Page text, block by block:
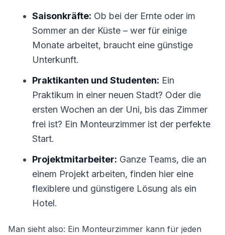
Saisonkräfte: Ob bei der Ernte oder im
Sommer an der Küste – wer für einige
Monate arbeitet, braucht eine günstige
Unterkunft.
Praktikanten und Studenten: Ein
Praktikum in einer neuen Stadt? Oder die
ersten Wochen an der Uni, bis das Zimmer
frei ist? Ein Monteurzimmer ist der perfekte
Start.
Projektmitarbeiter: Ganze Teams, die an
einem Projekt arbeiten, finden hier eine
flexiblere und günstigere Lösung als ein
Hotel.
Man sieht also: Ein Monteurzimmer kann für jeden